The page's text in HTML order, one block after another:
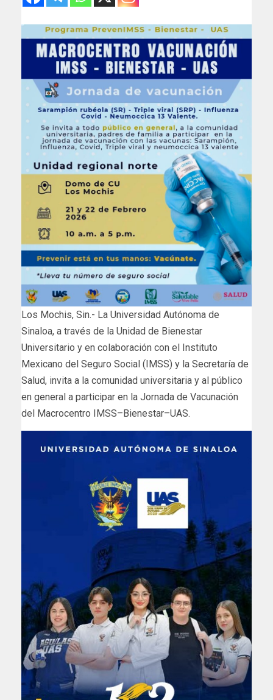
Los Mochis, Sin.- La Universidad Autónoma de
Sinaloa, a través de la Unidad de Bienestar
Universitario y en colaboración con el Instituto
Mexicano del Seguro Social (IMSS) y la Secretaría de
Salud, invita a la comunidad universitaria y al público
en general a participar en la Jornada de Vacunación
del Macrocentro IMSS–Bienestar–UAS.